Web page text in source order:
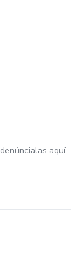
denúncialas aquí